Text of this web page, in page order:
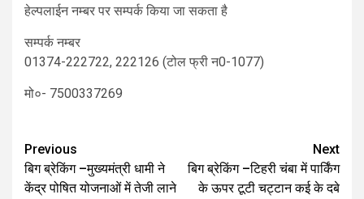
हेल्पलाईन नम्बर पर सम्पर्क किया जा सकता है
सम्पर्क नम्बर
01374-222722, 222126 (टोल फ्री न0-1077)
मो०- 7500337269
Post
navigation
Previous
बिग ब्रेकिंग –मुख्यमंत्री धामी ने
केंद्र पोषित योजनाओं में तेजी लाने
Next
बिग ब्रेकिंग –टिहरी चंबा में पार्किंग
के ऊपर टूटी चट्टान कई के दबे